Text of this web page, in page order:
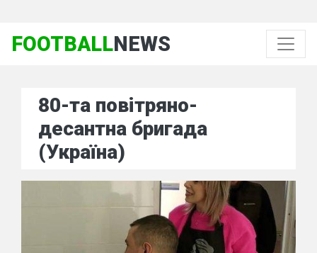
FOOTBALLNEWS
80-та повітряно-
десантна бригада
(Україна)